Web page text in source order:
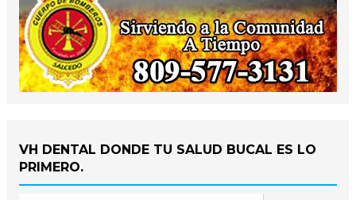
VH DENTAL DONDE TU SALUD BUCAL ES LO
PRIMERO.